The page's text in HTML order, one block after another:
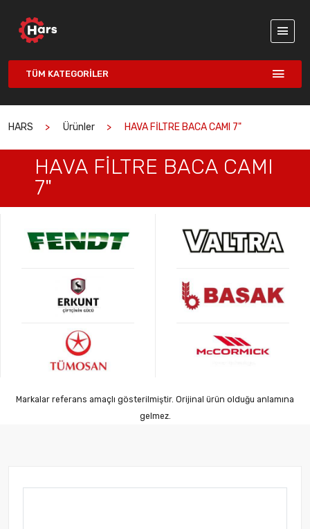
TÜM KATEGORILER
HARS Ürünler HAVA FİLTRE BACA CAMI 7"
HAVA FİLTRE BACA CAMI
7"
Markalar referans amaçlı gösterilmiştir. Orijinal ürün olduğu anlamına
gelmez.